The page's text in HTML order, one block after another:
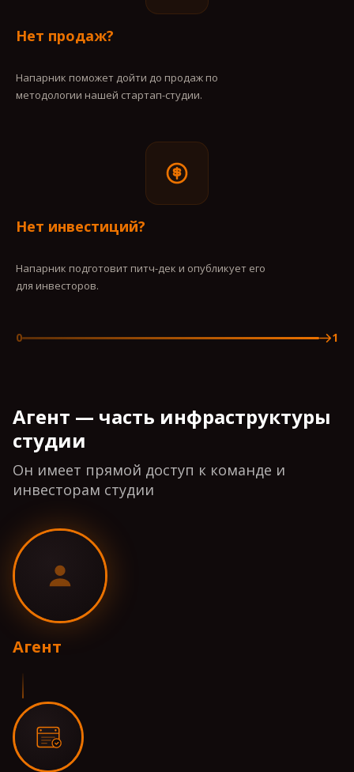
Нет продаж?
Напарник поможет дойти до продаж по
методологии нашей стартап-студии.
Нет инвестиций?
Напарник подготовит питч-дек и опубликует его
для инвесторов.
0 1
Агент — часть инфраструктуры
студии
Он имеет прямой доступ к команде и
инвесторам студии
Агент